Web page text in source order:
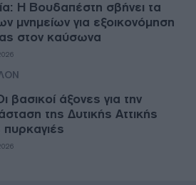
Η Βουδαπέστη σβήνει τα
μνημείων για εξοικονόμηση
στον καύσωνα
βασικοί άξονες για την
της Δυτικής Αττικής
πυρκαγιές